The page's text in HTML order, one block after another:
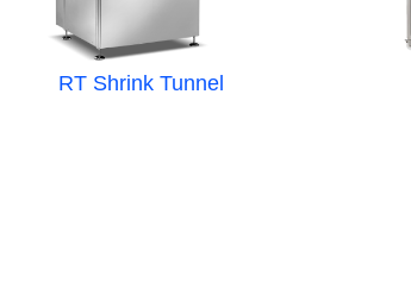
RT Shrink Tunnel